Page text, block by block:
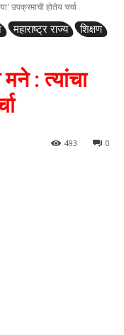
उपक्रमाची होतेय चर्चा
महाराष्ट्र राज्य
शिक्षण
: त्यांचा
0
493